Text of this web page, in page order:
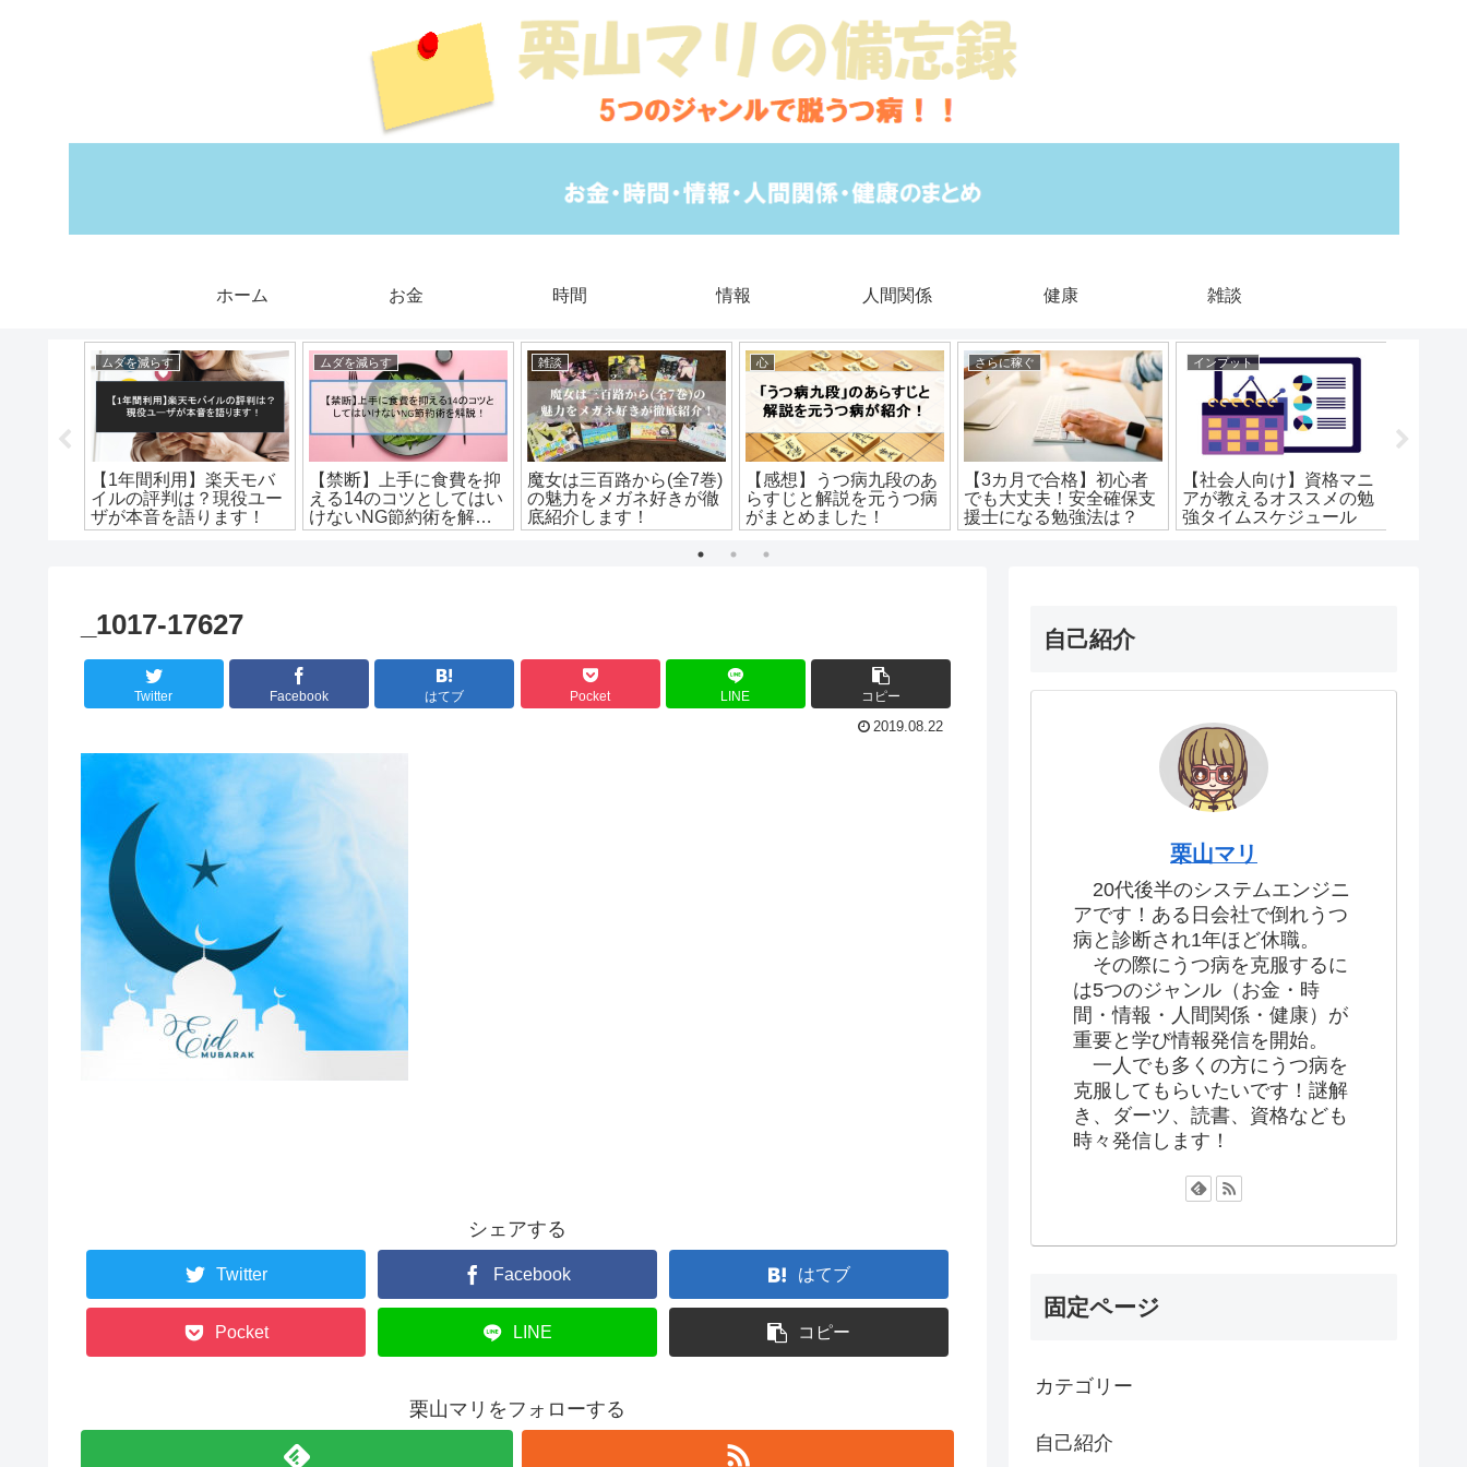
ホーム お金 時間 情報 人間関係 健康 雑談
ムダを減らす
【1年間利用】楽天モバ
イルの評判は？現役ユー
ザが本音を語ります！
ムダを減らす
【禁断】上手に食費を抑
える14のコツとしてはい
けないNG節約術を解
説！
雑談
魔女は三百路から(全7巻)
の魅力をメガネ好きが徹
底紹介します！
心
【感想】うつ病九段のあ
らすじと解説を元うつ病
がまとめました！
さらに稼ぐ
【3カ月で合格】初心者
でも大丈夫！安全確保支
援士になる勉強法は？
インプット
【社会人向け】資格マニ
アが教えるオススメの勉
強タイムスケジュール
_1017-17627
Twitter Facebook はてブ Pocket LINE コピー
2019.08.22
シェアする
Twitter Facebook はてブ
Pocket LINE コピー
栗山マリをフォローする
自己紹介
栗山マリ
20代後半のシステムエンジニ
アです！ある日会社で倒れうつ
病と診断され1年ほど休職。
その際にうつ病を克服するに
は5つのジャンル（お金・時
間・情報・人間関係・健康）が
重要と学び情報発信を開始。
一人でも多くの方にうつ病を
克服してもらいたいです！謎解
き、ダーツ、読書、資格なども
時々発信します！
固定ページ
カテゴリー
自己紹介